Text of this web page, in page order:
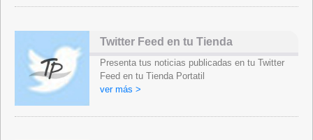
Twitter Feed en tu Tienda
Presenta tus noticias publicadas en tu Twitter
Feed en tu Tienda Portatil
ver más >